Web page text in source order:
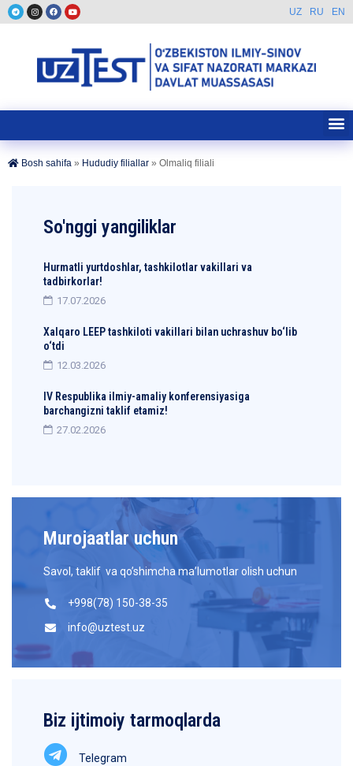
UZ RU EN
Bosh sahifa » Hududiy filiallar » Olmaliq filiali
So'nggi yangiliklar
Hurmatli yurtdoshlar, tashkilotlar vakillari va
tadbirkorlar!
17.07.2026
Xalqaro LEEP tashkiloti vakillari bilan uchrashuv bo‘lib
o‘tdi
12.03.2026
IV Respublika ilmiy-amaliy konferensiyasiga
barchangizni taklif etamiz!
27.02.2026
Murojaatlar uchun
Savol, taklif va qo’shimcha ma’lumotlar olish uchun
+998(78) 150-38-35
info@uztest.uz
Biz ijtimoiy tarmoqlarda
Telegram